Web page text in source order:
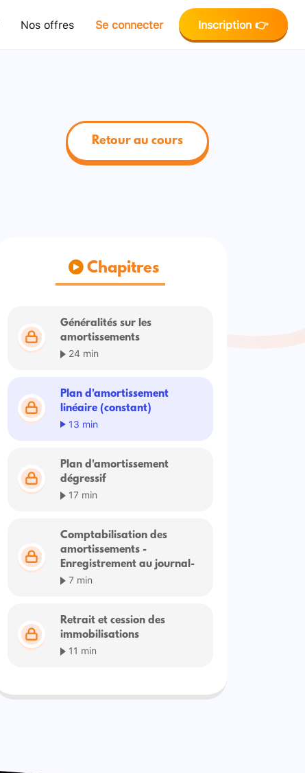
Nos offres Se connecter Inscription 👉
Retour au cours
Chapitres
Généralités sur les
amortissements
24 min
Plan d'amortissement
linéaire (constant)
13 min
Plan d'amortissement
dégressif
17 min
Comptabilisation des
amortissements -
Enregistrement au journal-
7 min
Retrait et cession des
immobilisations
11 min